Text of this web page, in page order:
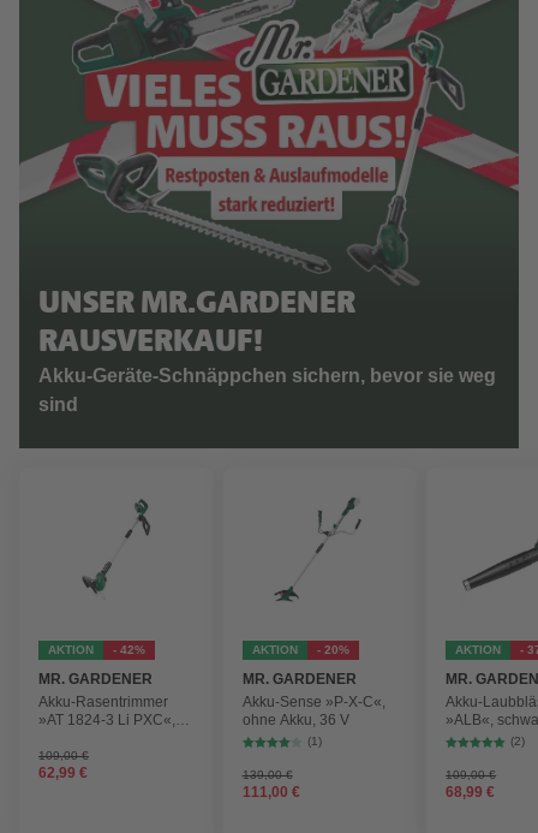
UNSER MR.GARDENER
RAUSVERKAUF!
Akku-Geräte-Schnäppchen sichern, bevor sie weg
sind
AKTION - 42%
MR. GARDENER
Akku-Rasentrimmer
»AT 1824-3 Li PXC«,
109,00 €
62,99 €
AKTION - 20%
MR. GARDENER
Akku-Sense »P-X-C«,
ohne Akku, 36 V
(1)
139,00 €
111,00 €
AKTION -
MR.
Akku-
»ALB«,
max.
210 km/h
(2)
109,00 €
68,99 €